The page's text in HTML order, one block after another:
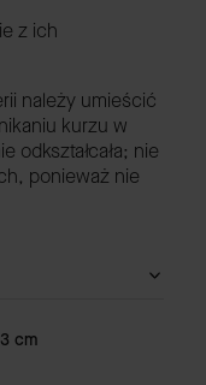
z ich
należy umieścić
kurzu w
odkształcała; nie
ponieważ nie
cm